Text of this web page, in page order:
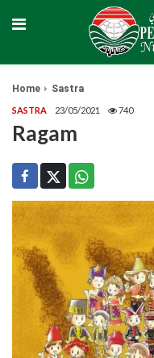
Home Sastra
SASTRA 23/05/2021 740
Ragam